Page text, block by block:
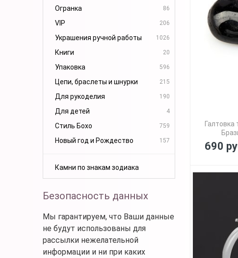
Огранка 86
VIP 206
Украшения ручной работы 1026
Книги 20
Упаковка 596
Цепи, браслеты и шнурки 215
Для рукоделия 190
Для детей 4
Стиль Бохо 759
Новый год и Рождество 157
Камни по знакам зодиака
Безопасность данных
Мы гарантируем, что Ваши данные
не будут использованы для
рассылки нежелательной
информации и ни при каких
690